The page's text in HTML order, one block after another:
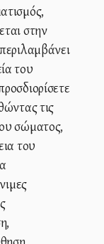
στην
του
τις
σώματος,
του